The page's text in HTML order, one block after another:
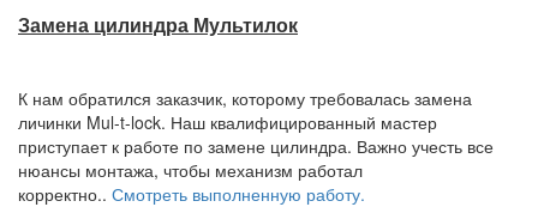
Замена цилиндра Мультилок
К нам обратился заказчик, которому требовалась замена
личинки Mul-t-lock. Наш квалифицированный мастер
приступает к работе по замене цилиндра. Важно учесть все
нюансы монтажа, чтобы механизм работал
корректно.. Смотреть выполненную работу.